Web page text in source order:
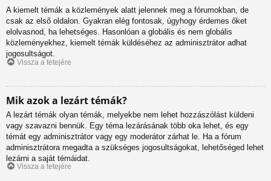
A kiemelt témák a közlemények alatt jelennek meg a fórumokban, de
csak az első oldalon. Gyakran elég fontosak, úgyhogy érdemes őket
elolvasnod, ha lehetséges. Hasonlóan a globális és nem globális
közleményekhez, kiemelt témák küldéséhez az adminisztrátor adhat
jogosultságot.
Vissza a tetejére
Mik azok a lezárt témák?
A lezárt témák olyan témák, melyekbe nem lehet hozzászólást küldeni
vagy szavazni bennük. Egy téma lezárásának több oka lehet, és egy
témát egy adminisztrátor vagy egy moderátor zárhat le. Ha a fórum
adminisztrátora megadta a szükséges jogosultságokat, lehetőséged lehet
lezárni a saját témáidat.
Vissza a tetejére